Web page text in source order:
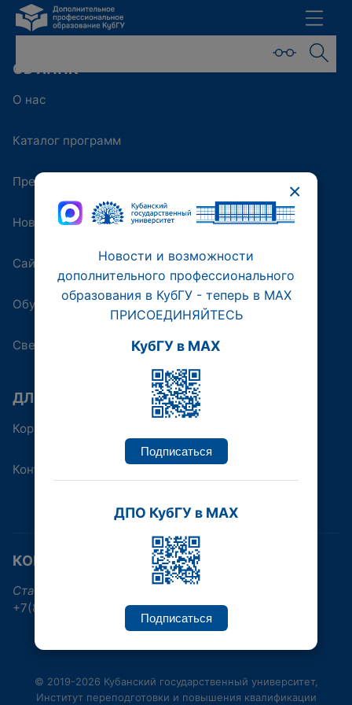
ОБ ИППК
О нас
Каталог программ
Преподаватели
Новости
Сайт университета
Обучающая платформа
Сведения об образовательной организации
ДЛЯ КОГО
Корпоративным клиентам
Контакты
КОНТАКТНАЯ ИНФОРМАЦИЯ
Ставропольская улица, 149, Краснодар
+7(861)219-96-38, +7(861)992-17-30
© 2019-2026 Кубанский государственный университет,
Институт переподготовки и повышения квалификации
×
Новости и возможности
дополнительного профессионального
образования в КубГУ - теперь в МАХ
ПРИСОЕДИНЯЙТЕСЬ
КубГУ в MAX
Подписаться
ДПО КубГУ в MAX
Подписаться